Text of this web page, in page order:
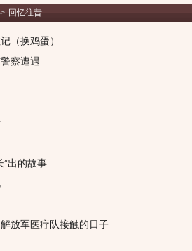
> 回忆往昔
（换鸡蛋）
察遭遇
”出的故事
放军医疗队接触的日子